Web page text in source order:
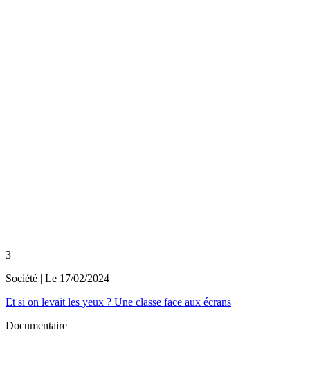
3
Société | Le 17/02/2024
Et si on levait les yeux ? Une classe face aux écrans
Documentaire